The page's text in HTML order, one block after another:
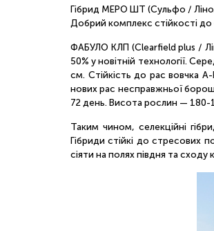
Гібрид МЕРО ШТ (Сульфо /
Добрий комплекс стійкості
ФАБУЛО КЛП (Clearfield plus /
50% у новітній технології.
см. Стійкість до рас вовчка
нових рас несправжньої
72 день. Висота рослин — 180-
Таким чином, селекційні
Гібриди стійкі до стресових
сіяти на полях півдня та